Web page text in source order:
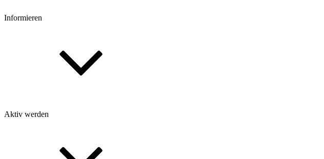
Informieren
Aktiv werden